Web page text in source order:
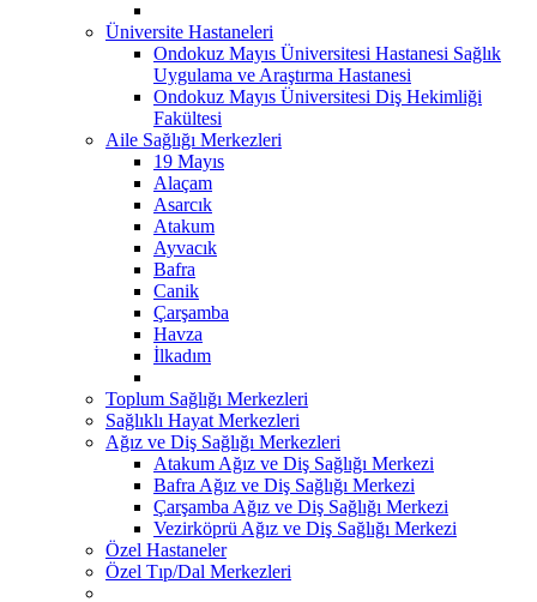
Üniversite Hastaneleri
Ondokuz Mayıs Üniversitesi Hastanesi Sağlık
Uygulama ve Araştırma Hastanesi
Ondokuz Mayıs Üniversitesi Diş Hekimliği
Fakültesi
Aile Sağlığı Merkezleri
19 Mayıs
Alaçam
Asarcık
Atakum
Ayvacık
Bafra
Canik
Çarşamba
Havza
İlkadım
Toplum Sağlığı Merkezleri
Sağlıklı Hayat Merkezleri
Ağız ve Diş Sağlığı Merkezleri
Atakum Ağız ve Diş Sağlığı Merkezi
Bafra Ağız ve Diş Sağlığı Merkezi
Çarşamba Ağız ve Diş Sağlığı Merkezi
Vezirköprü Ağız ve Diş Sağlığı Merkezi
Özel Hastaneler
Özel Tıp/Dal Merkezleri